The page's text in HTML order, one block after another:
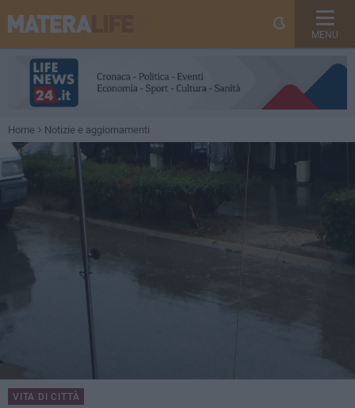
MENU
Home Notizie e aggiornamenti
VITA DI CITTÀ